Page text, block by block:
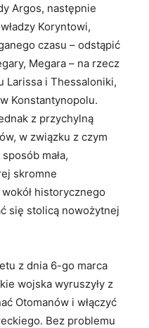
Argos, następnie
Koryntowi,
czasu – odstąpić
Megara – na rzecz
Larissa i Thessaloniki,
Konstantynopolu.
z przychylną
w związku z czym
mała,
skromne
historycznego
się stolicą nowożytnej
z dnia 6-go marca
wojska wyruszyły z
Otomanów i włączyć
Bez problemu